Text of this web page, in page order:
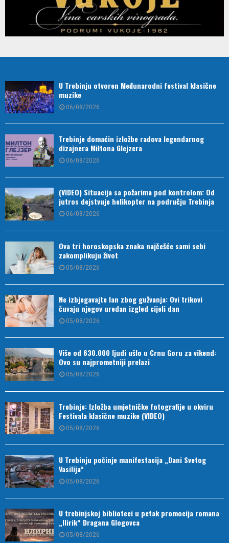
U Trebinju otvoren Međunarodni festival klasične
muzike
06/08/2026
Trebinje domaćin izložbe radova legendarnog
dizajnera Miltona Glejzera
06/08/2026
(VIDEO) Situacija sa požarima pod kontrolom: Od
jutros dejstvuje helikopter na području Trebinja
06/08/2026
Ova tri horoskopska znaka najčešće sami sebi
zakomplikuju život
05/08/2026
Ne izbjegavajte lan zbog gužvanja: Ovi trikovi
čuvaju njegov uredan izgled cijeli dan
05/08/2026
Više od 630.000 ljudi ušlo u Crnu Goru za vikend:
Ovo su najprometniji prelazi
05/08/2026
Trebinje: Izložba umjetničke fotografije u okviru
Festivala klasične muzike (VIDEO)
05/08/2026
U Trebinju počinje manifestacija „Dani Svetog
Vasilija“
05/08/2026
U trebinjskoj biblioteci u petak promocija romana
„Ilirik“ Dragana Glogovca
05/08/2026